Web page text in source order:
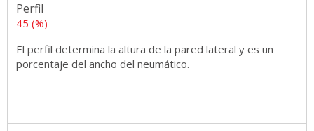
Perfil
45 (%)
El perfil determina la altura de la pared lateral y es un
porcentaje del ancho del neumático.